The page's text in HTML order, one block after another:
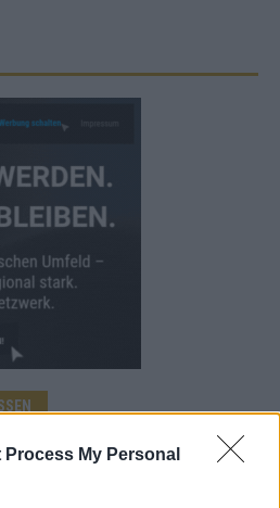
Process My Personal